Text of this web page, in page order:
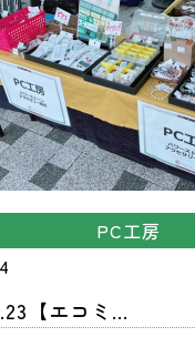
PC工房
【エコミ...